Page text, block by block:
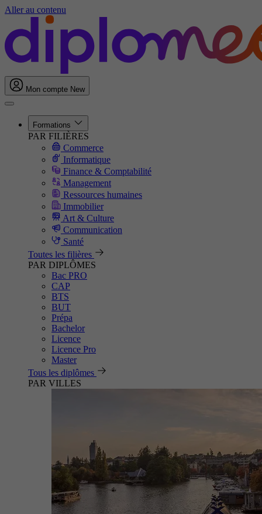
Aller au contenu
Mon compte New
Formations
PAR FILIÈRES
Commerce
Informatique
Finance & Comptabilité
Management
Ressources humaines
Immobilier
Art & Culture
Communication
Santé
Toutes les filières
PAR DIPLÔMES
Bac PRO
CAP
BTS
BUT
Prépa
Bachelor
Licence
Licence Pro
Master
Tous les diplômes
PAR VILLES